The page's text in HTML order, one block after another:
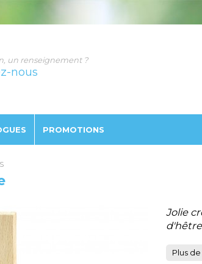
un renseignement ?
nous
PROMOTIONS
Jolie
d'hêtre
Plus